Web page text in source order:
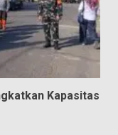
Kapasitas